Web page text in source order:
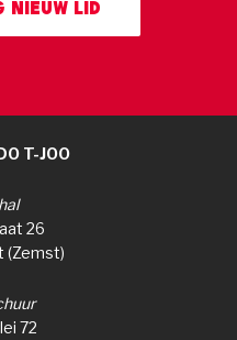
nieuw lid
T-JOO
26
(Zemst)
72